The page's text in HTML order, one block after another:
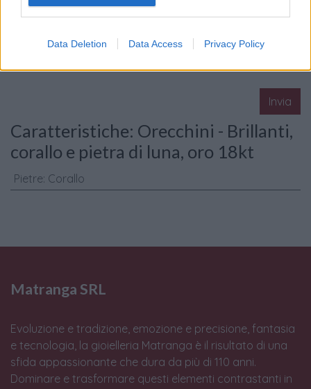
Data Deletion Data Access Privacy Policy
personali *
Invia
Caratteristiche: Orecchini - Brillanti,
corallo e pietra di luna, oro 18kt
Pietre: Corallo
Matranga SRL
Evoluzione e tradizione, emozione e precisione, fantasia
e tecnologia, la gioielleria Matranga è il risultato di una
sfida appassionante che dura da più di 110 anni.
Dominare e trasformare questi elementi contrastanti in